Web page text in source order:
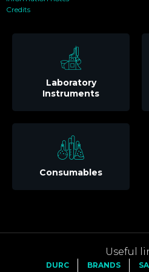
Credits
Laboratory
Instruments
Consumables
Useful
DURC BRANDS